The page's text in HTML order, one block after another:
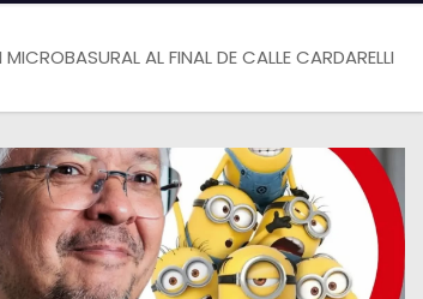
AL FINAL DE CALLE CARDARELLI